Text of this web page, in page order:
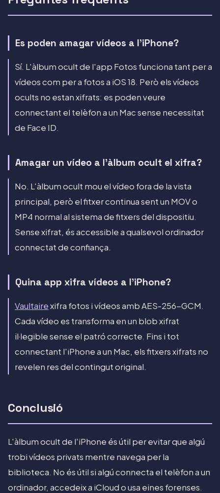
Es poden amagar vídeos a l'iPhone?
Sí. L'àlbum ocult de l'app Fotos funciona tant per a
vídeos com per a fotos a iOS 18. Però els vídeos
ocults no estan xifrats: es poden veure
connectant el telèfon a un Mac sense necessitat
de Face ID.
Amagar un vídeo a l'àlbum ocult el xifra?
No. L'àlbum ocult mou el vídeo fora de la vista
principal, però el fitxer continua sent un MOV o
MP4 normal al sistema de fitxers del dispositiu.
Sense xifrat, és accessible a qualsevol ordinador
connectat de confiança.
Quina app xifra vídeos a l'iPhone?
Vaultairexifra fotos i vídeos amb AES-256-GCM.
Cada vídeo es transforma en un blob xifrat
il·legible sense el patró correcte. Fins i tot
connectant l'iPhone a un Mac, els fitxers xifrats no
revelen res del contingut original.
Conclusió
L'àlbum ocult de l'iPhone és útil per evitar que algú
trobi vídeos privats mentre navega per la
biblioteca. No és útil si algú connecta el telèfon a un
ordinador, accedeix a iCloud o usa eines forenses.